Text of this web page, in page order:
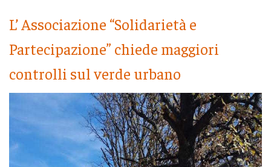
L’ Associazione “Solidarietà e
Partecipazione” chiede maggiori
controlli sul verde urbano